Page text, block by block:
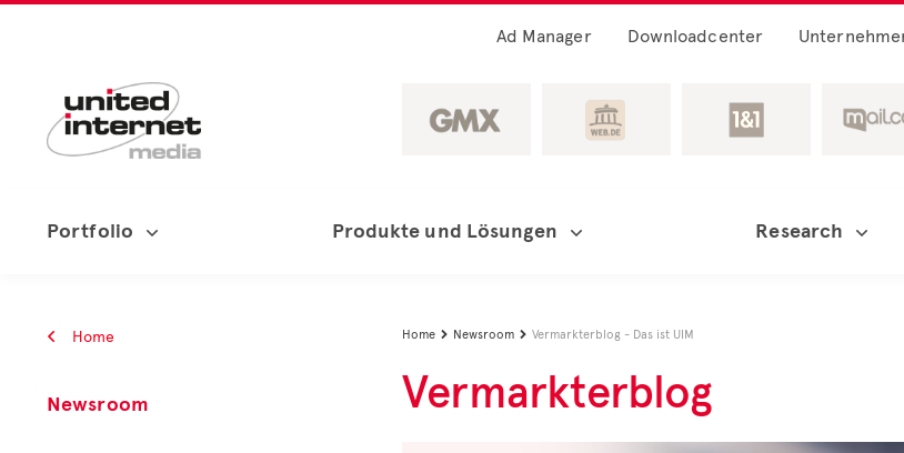
Ad Manager Downloadcenter
Portfolio Produkte und Lösungen Research
Home
Newsroom
Home  Newsroom  Vermarkterblog - Das ist UIM
Vermarkterblog